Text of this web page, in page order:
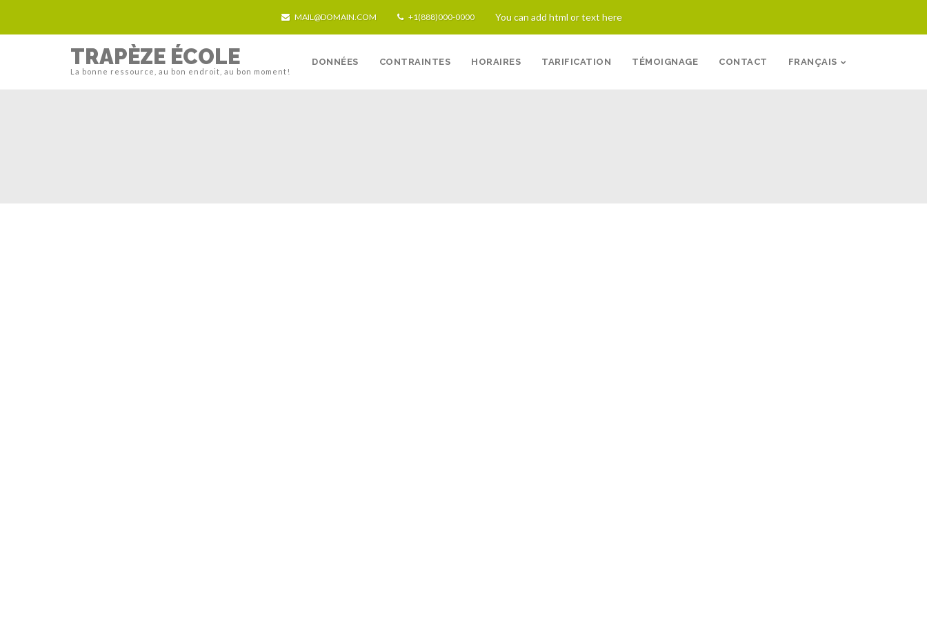
MAIL@DOMAIN.COM +1(888)000-0000 You can add html or text here
TRAPÈZE ÉCOLE
La bonne ressource, au bon endroit, au bon moment!
DONNÉES CONTRAINTES HORAIRES TARIFICATION TÉMOIGNAGE CONTACT FRANÇAIS